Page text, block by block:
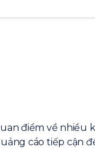
điểm về nhiều
cáo tiếp cận